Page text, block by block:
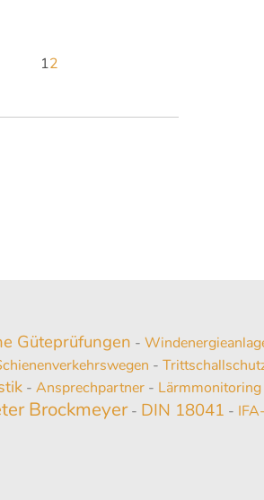
12
Güteprüfungen -
-
-Ansprechpartner - Lärmmonitoring
Brockmeyer- DIN 18041 -